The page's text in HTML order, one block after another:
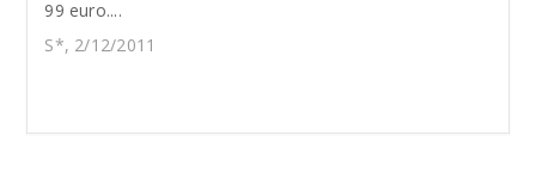
99 euro....
S*, 2/12/2011